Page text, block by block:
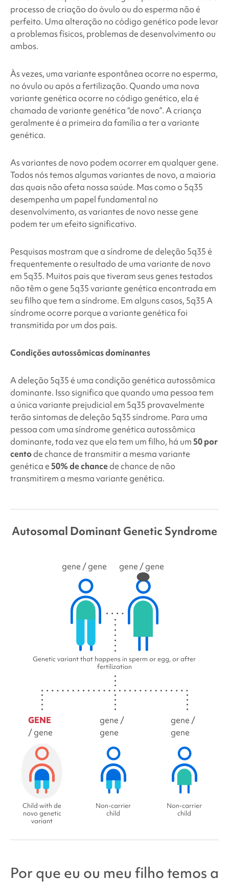
processo de criação do óvulo ou do esperma não é
perfeito. Uma alteração no código genético pode levar
a problemas físicos, problemas de desenvolvimento ou
ambos.
Às vezes, uma variante espontânea ocorre no esperma,
no óvulo ou após a fertilização. Quando uma nova
variante genética ocorre no código genético, ela é
chamada de variante genética “de novo”. A criança
geralmente é a primeira da família a ter a variante
genética.
As variantes de novo podem ocorrer em qualquer gene.
Todos nós temos algumas variantes de novo, a maioria
das quais não afeta nossa saúde. Mas como o 5q35
desempenha um papel fundamental no
desenvolvimento, as variantes de novo nesse gene
podem ter um efeito significativo.
Pesquisas mostram que a síndrome de deleção 5q35é
frequentemente o resultado de uma variante de novo
em 5q35. Muitos pais que tiveram seus genes testados
não têm o gene 5q35variante genética encontrada em
seu filho que tem a síndrome. Em alguns casos, 5q35A
síndrome ocorre porque a variante genética foi
transmitida por um dos pais.
Condições autossômicas dominantes
A deleção 5q35 é uma condição genética autossômica
dominante. Isso significa que quando uma pessoa tem
a única variante prejudicial em 5q35 provavelmente
terão sintomas de deleção 5q35síndrome. Para uma
pessoa com uma síndrome genética autossômica
dominante, toda vez que ela tem um filho, há um 50 por
centode chance de transmitir a mesma variante
genética e 50% de chancede chance de não
transmitirem a mesma variante genética.
Autosomal Dominant Genetic Syndrome
gene / gene gene / gene
Genetic variant that happens in sperm or egg, or after
fertilization
GENE
/ gene
Child with de
novo genetic
variant
gene /
gene
Non-carrier
child
gene /
gene
Non-carrier
child
Por que eu ou meu filho temos a